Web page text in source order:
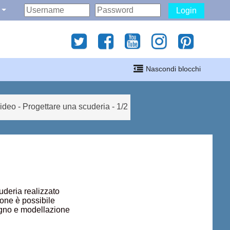
Login
Nascondi blocchi
- Progettare una scuderia - 1/2
realizzato
è possibile
e modellazione